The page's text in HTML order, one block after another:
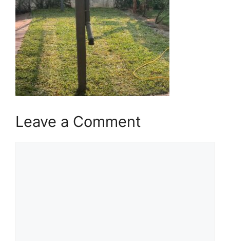
Leave a Comment